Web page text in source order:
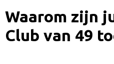
Waarom zijn
Club van 49